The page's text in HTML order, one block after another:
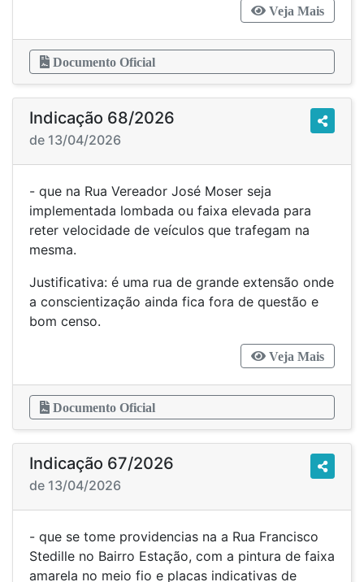
Veja Mais
Documento Oficial
Indicação 68/2026
de 13/04/2026
- que na Rua Vereador José Moser seja
implementada lombada ou faixa elevada para
reter velocidade de veículos que trafegam na
mesma.
Justificativa: é uma rua de grande extensão onde
a conscientização ainda fica fora de questão e
bom censo.
Veja Mais
Documento Oficial
Indicação 67/2026
de 13/04/2026
- que se tome providencias na a Rua Francisco
Stedille no Bairro Estação, com a pintura de faixa
amarela no meio fio e placas indicativas de